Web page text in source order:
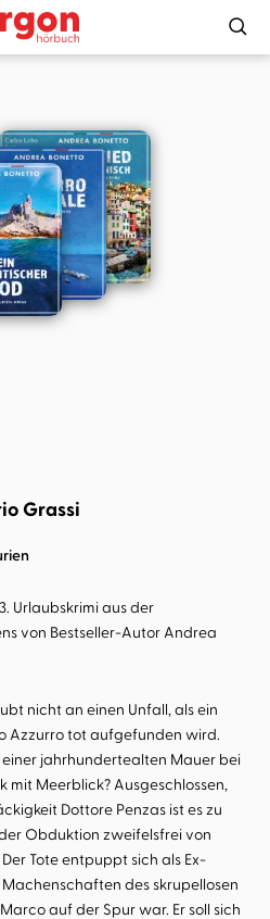
Grassi
Urlaubskrimi aus der
von Bestseller-Autor Andrea
nicht an einen Unfall, als ein
Azzurro tot aufgefunden wird.
jahrhundertealten Mauer bei
mit Meerblick? Ausgeschlossen,
Dottore Penzas ist es zu
Obduktion zweifelsfrei von
Tote entpuppt sich als Ex-
des skrupellosen
auf der Spur war. Er soll sich